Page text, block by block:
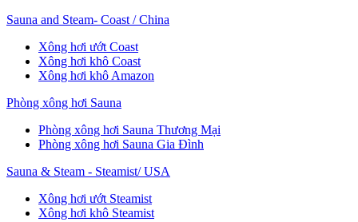
Sauna and Steam- Coast / China
Xông hơi ướt Coast
Xông hơi khô Coast
Xông hơi khô Amazon
Phòng xông hơi Sauna
Phòng xông hơi Sauna Thương Mại
Phòng xông hơi Sauna Gia Đình
Sauna & Steam - Steamist/ USA
Xông hơi ướt Steamist
Xông hơi khô Steamist